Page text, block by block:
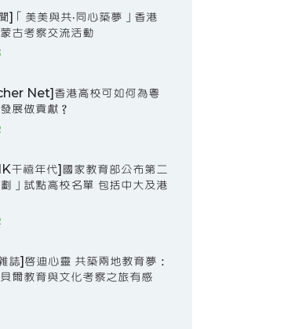
]「美美與共·同心築夢」香港
古考察交流活動
Net]香港高校可如何為粵
展做貢獻？
千禧年代]國家教育部公布第二
」試點高校名單 包括中大及港
誌]啟迪心靈 共築兩地教育夢：
爾教育與文化考察之旅有感